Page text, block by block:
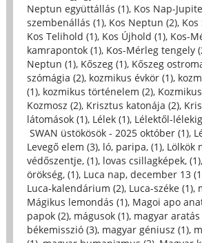
Neptun együttállás (1), Kos Nap-
szembenállás (1), Kos Neptun (2),
Kos Telihold (1), Kos Újhold (1), Kos-
kamrapontok (1), Kos-Mérleg tengely
Neptun (1), Kőszeg (1), Kőszeg
szómágia (2), kozmikus évkör (1),
(1), kozmikus történelem (2),
Kozmosz (2), Krisztus katonája (2),
látomások (1), Lélek (1), Lélektől-
SWAN üstökösök - 2025 október (1),
Levegő elem (3), ló, paripa, (1), Lölkök
védőszentje, (1), lovas csillagképek, (1),
örökség, (1), Luca nap, december 13
Luca-kalendárium (2), Luca-széke (1),
Mágikus lemondás (1), Magoi apo
papok (2), mágusok (1), magyar aratás
békemisszió (3), magyar géniusz (1),